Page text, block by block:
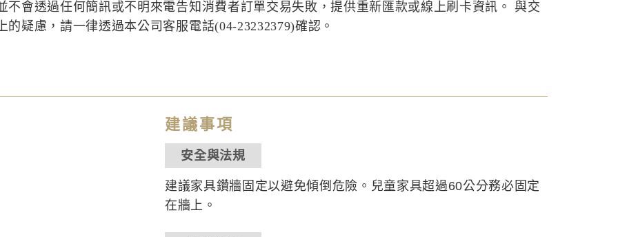
不會透過任何簡訊或不明來電告知消費者訂單交易失敗，提供重新匯款或線上刷卡資訊。 與交
疑慮，請一律透過本公司客服電話(04-23232379)確認。
建議事項
安全與法規
建議家具鑽牆固定以避免傾倒危險。兒童家具超過60公分務必固定
在牆上。